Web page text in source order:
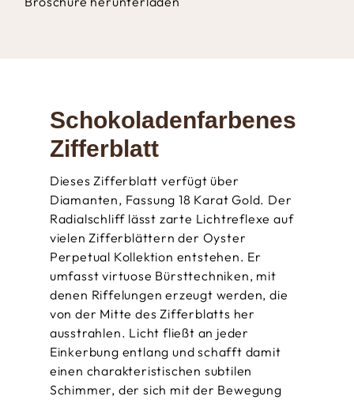
Schokoladen­­farbenes
Zifferblatt
Dieses Zifferblatt verfügt über
Diamanten, Fassung 18 Karat Gold. Der
Radialschliff lässt zarte Lichtreflexe auf
vielen Zifferblättern der Oyster
Perpetual Kollektion entstehen. Er
umfasst virtuose Bürsttechniken, mit
denen Riffelungen erzeugt werden, die
von der Mitte des Zifferblatts her
ausstrahlen. Licht fließt an jeder
Einkerbung entlang und schafft damit
einen charakteristischen subtilen
Schimmer, der sich mit der Bewegung